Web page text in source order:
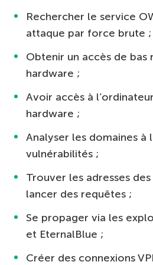
Rechercher le service
attaque par force brute ;
Obtenir un accès de bas
hardware ;
Avoir accès à
hardware ;
Analyser les domaines à
vulnérabilités ;
Trouver les adresses
lancer des requêtes ;
Se propager via les
et EternalBlue ;
Créer des connexions